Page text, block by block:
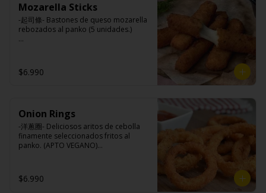
Ingredientes:
Carne de soya, repollo, zanahoria,
harina de trigo, condimento de 5
sabores (naranja, canela, anís,
Mozarella Sticks
-起司條- Bastones de queso mozarella
rebozados al panko (5 unidades.)
Ingredientes:
Queso mozzarella, harina de trigo,
$6.990
Onion Rings
-洋蔥圈- Deliciosos aritos de cebolla
finamente seleccionados fritos al
panko. (APTO VEGANO)
Ingredientes:
$6.990